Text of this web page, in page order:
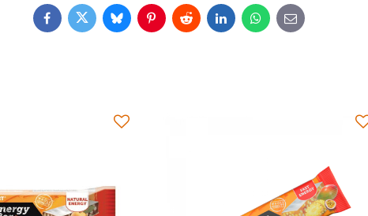
FacebookTwitterBlueskyPinterestRedditLinkedInWhatsApp
E-
mail